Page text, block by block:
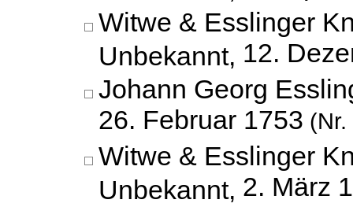
Witwe & Esslinger
Unbekannt, 12.
Johann Georg
26. Februar 1753 (Nr.
Witwe & Esslinger
Unbekannt, 2. März